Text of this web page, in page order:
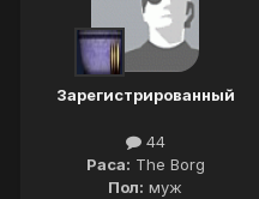
Зарегистрированный
44
Раса: The Borg
Пол: муж